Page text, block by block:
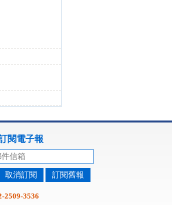
閱電子報
取消訂閱 訂閱舊報
2509-3536